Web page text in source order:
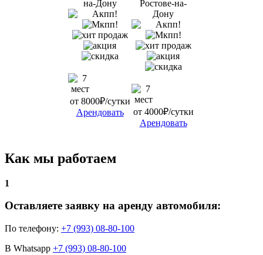
от 8000₽/сутки
Арендовать
от 4000₽/сутки
Арендовать
Как мы работаем
1
Оставляете заявку на аренду автомобиля:
По телефону: +7 (993) 08-80-100
В Whatsapp +7 (993) 08-80-100